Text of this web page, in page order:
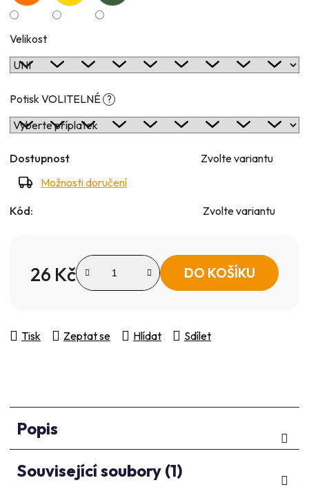
Velikost
Potisk VOLITELNÉ ?
Dostupnost
Zvolte variantu
Možnosti doručení
Kód: Zvolte variantu
26 Kč
Měrná cena:
DO KOŠÍKU
Tisk Zeptat se Hlídat Sdílet
Popis
Související soubory (1)